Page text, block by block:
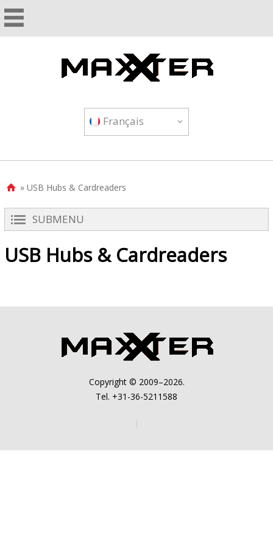
Français
 » USB Hubs & Cardreaders
SUBMENU
USB Hubs & Cardreaders
Copyright © 2009–2026.
Tel. +31-36-5211588